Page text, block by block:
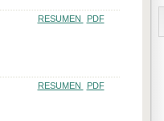
RESUMEN PDF
RESUMEN PDF